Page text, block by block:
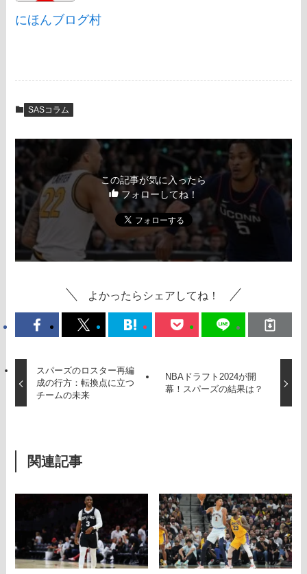
にほんブログ村
SASコラム
この記事が気に入ったら
フォローしてね！
よかったらシェアしてね！
スパーズのロスター再編
成の行方：転換点に立つ
チームの未来
NBAドラフト2024が開
幕！スパーズの結果は？
関連記事